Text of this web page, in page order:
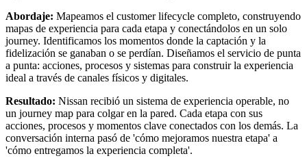
Abordaje: Mapeamos el customer lifecycle completo, construyendo
mapas de experiencia para cada etapa y conectándolos en un solo
journey. Identificamos los momentos donde la captación y la
fidelización se ganaban o se perdían. Diseñamos el servicio de punta
a punta: acciones, procesos y sistemas para construir la experiencia
ideal a través de canales físicos y digitales.
Resultado: Nissan recibió un sistema de experiencia operable, no
un journey map para colgar en la pared. Cada etapa con sus
acciones, procesos y momentos clave conectados con los demás. La
conversación interna pasó de 'cómo mejoramos nuestra etapa' a
'cómo entregamos la experiencia completa'.